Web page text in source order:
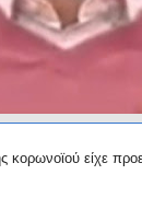
κορωνοϊού είχε